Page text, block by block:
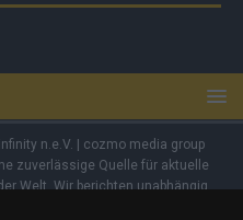
n.e.V. | cozmo media group
zuverlässige Quelle für aktuelle
Welt. Wir berichten unabhängig,